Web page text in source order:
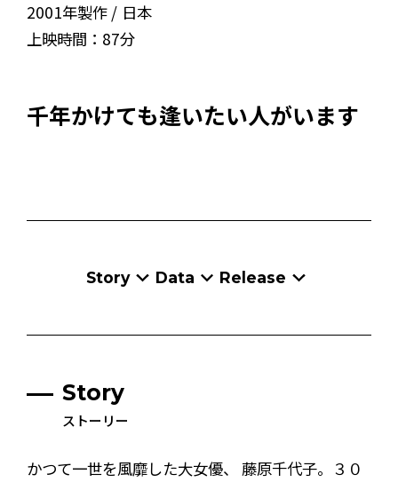
2001年製作
日本
上映時間： 87分
千年かけても逢いたい人がいます
Story Data Release
Story
ストーリー
かつて一世を風靡した大女優、 藤原千代子。３０